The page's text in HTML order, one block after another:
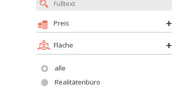
Preis
Fläche
alle
Realitätenbüro